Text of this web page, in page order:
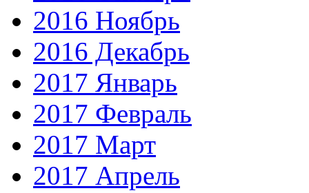
2016 Ноябрь
2016 Декабрь
2017 Январь
2017 Февраль
2017 Март
2017 Апрель